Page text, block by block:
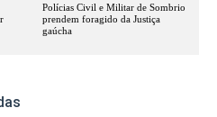
Polícias Civil e Militar de Sombrio
prendem foragido da Justiça
gaúcha